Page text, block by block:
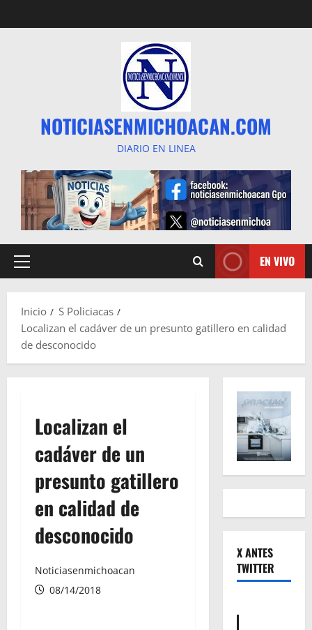
al
NOTICIASENMICHOACAN.COM
DIARIO EN LINEA
Menú
EN VIVO
Inicio
S Policiacas
Localizan el cadáver de un presunto gatillero en calidad
de desconocido
Localizan el
cadáver de un
presunto gatillero
en calidad de
desconocido
Noticiasenmichoacan
08/14/2018
X ANTES
TWITTER